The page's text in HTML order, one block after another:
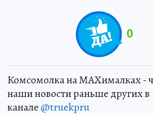
0
Комсомолка на MAXималках -
наши новости раньше других в
канале @truekpru